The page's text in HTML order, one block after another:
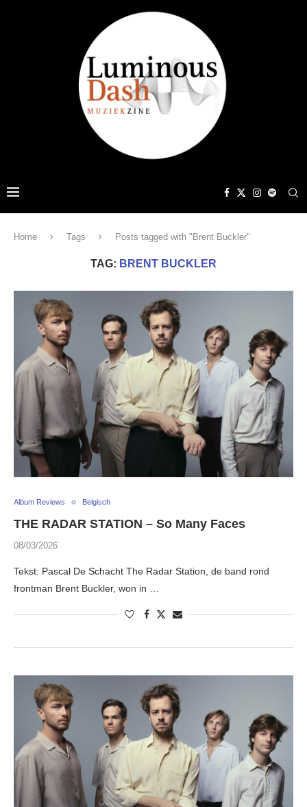
Home Tags Posts tagged with "Brent Buckler"
TAG: BRENT BUCKLER
Album Reviews Belgisch
THE RADAR STATION – So Many Faces
08/03/2026
Tekst: Pascal De Schacht The Radar Station, de band rond
frontman Brent Buckler, won in …